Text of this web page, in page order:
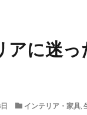
アに迷
インテリア・家具,